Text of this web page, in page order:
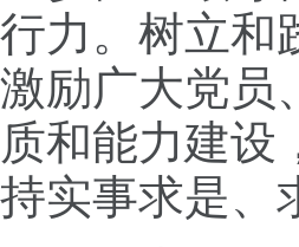
行力。树立和
激励广大党员
质和能力建设
持实事求是、